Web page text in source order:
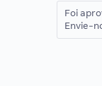
Foi
Envie-